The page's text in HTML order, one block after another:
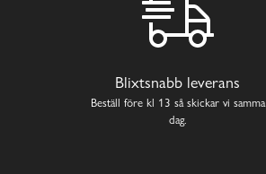
Blixtsnabb leverans
Beställ före kl 13 så skickar vi samma
dag.